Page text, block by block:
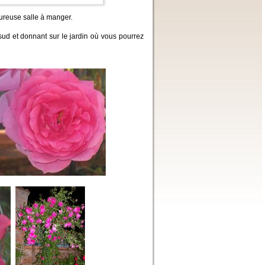
salle à manger.
et donnant sur le jardin où vous pourrez